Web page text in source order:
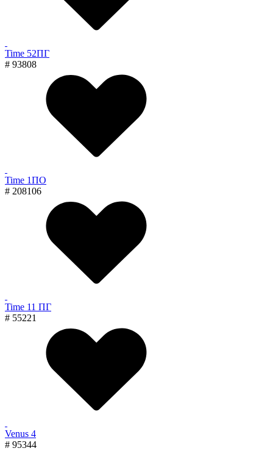
Time 52ПГ
# 93808
Time 1ПО
# 208106
Time 11 ПГ
# 55221
Venus 4
# 95344